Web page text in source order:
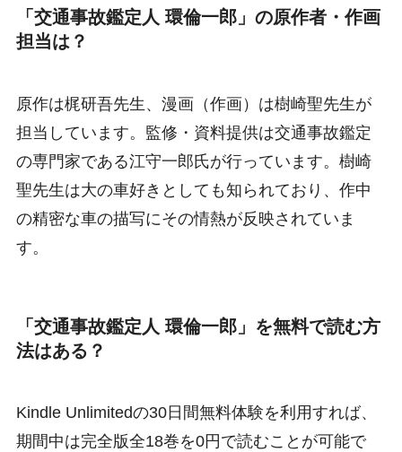
「交通事故鑑定人 環倫一郎」の原作者・作画
担当は？
原作は梶研吾先生、漫画（作画）は樹崎聖先生が
担当しています。監修・資料提供は交通事故鑑定
の専門家である江守一郎氏が行っています。樹崎
聖先生は大の車好きとしても知られており、作中
の精密な車の描写にその情熱が反映されていま
す。
「交通事故鑑定人 環倫一郎」を無料で読む方
法はある？
Kindle Unlimitedの30日間無料体験を利用すれば、
期間中は完全版全18巻を0円で読むことが可能で